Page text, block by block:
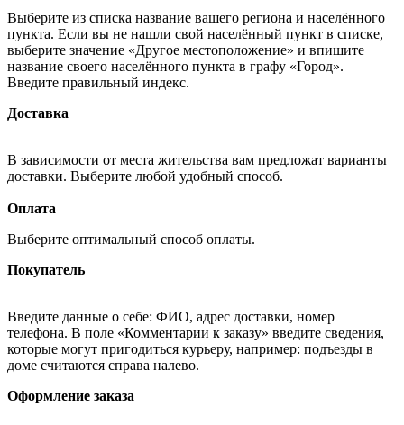
Выберите из списка название вашего региона и населённого
пункта. Если вы не нашли свой населённый пункт в списке,
выберите значение «Другое местоположение» и впишите
название своего населённого пункта в графу «Город».
Введите правильный индекс.
Доставка
В зависимости от места жительства вам предложат варианты
доставки. Выберите любой удобный способ.
Оплата
Выберите оптимальный способ оплаты.
Покупатель
Введите данные о себе: ФИО, адрес доставки, номер
телефона. В поле «Комментарии к заказу» введите сведения,
которые могут пригодиться курьеру, например: подъезды в
доме считаются справа налево.
Оформление заказа